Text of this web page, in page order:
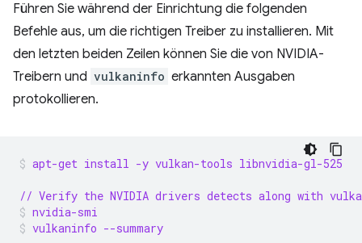
Führen Sie während der Einrichtung die folgenden
Befehle aus, um die richtigen Treiber zu installieren. Mit
den letzten beiden Zeilen können Sie die von NVIDIA-
Treibern und vulkaninfo erkannten Ausgaben
protokollieren.
apt-get install -y vulkan-tools libnvidia-gl-525
// Verify the NVIDIA drivers detects along with
nvidia-smi
vulkaninfo --summary